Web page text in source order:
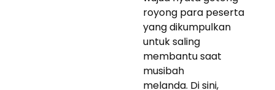
royong para peserta
yang dikumpulkan
untuk saling
membantu saat
musibah
melanda. Di sini,